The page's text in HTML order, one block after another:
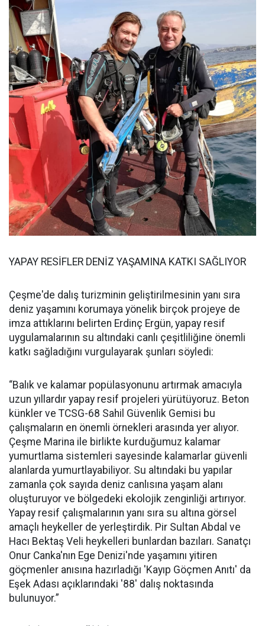
YAPAY RESİFLER DENİZ YAŞAMINA KATKI SAĞLIYOR
Çeşme'de dalış turizminin geliştirilmesinin yanı sıra
deniz yaşamını korumaya yönelik birçok projeye de
imza attıklarını belirten Erdinç Ergün, yapay resif
uygulamalarının su altındaki canlı çeşitliliğine önemli
katkı sağladığını vurgulayarak şunları söyledi:
“Balık ve kalamar popülasyonunu artırmak amacıyla
uzun yıllardır yapay resif projeleri yürütüyoruz. Beton
künkler ve TCSG-68 Sahil Güvenlik Gemisi bu
çalışmaların en önemli örnekleri arasında yer alıyor.
Çeşme Marina ile birlikte kurduğumuz kalamar
yumurtlama sistemleri sayesinde kalamarlar güvenli
alanlarda yumurtlayabiliyor. Su altındaki bu yapılar
zamanla çok sayıda deniz canlısına yaşam alanı
oluşturuyor ve bölgedeki ekolojik zenginliği artırıyor.
Yapay resif çalışmalarının yanı sıra su altına görsel
amaçlı heykeller de yerleştirdik. Pir Sultan Abdal ve
Hacı Bektaş Veli heykelleri bunlardan bazıları. Sanatçı
Onur Canka'nın Ege Denizi'nde yaşamını yitiren
göçmenler anısına hazırladığı 'Kayıp Göçmen Anıtı' da
Eşek Adası açıklarındaki '88' dalış noktasında
bulunuyor.”